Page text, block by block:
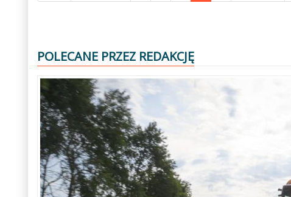
POLECANE PRZEZ REDAKCJĘ
Poprzedni
Następny